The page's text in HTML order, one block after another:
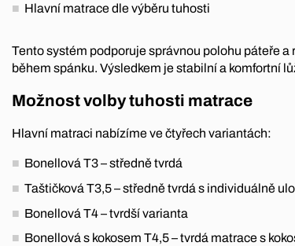
Hlavní matrace dle výběru tuhosti
Tento systém podporuje správnou polohu páteře
během spánku. Výsledkem je stabilní a komfortní
Možnost volby tuhosti matrace
Hlavní matraci nabízíme ve čtyřech variantách:
Bonellová T3 – středně tvrdá
Taštičková T3,5 – středně tvrdá s individuálně
Bonellová T4 – tvrdší varianta
Bonellová s kokosem T4,5 – tvrdá matrace s